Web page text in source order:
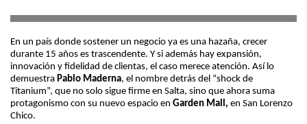
En un país donde sostener un negocio ya es una hazaña, crecer
durante 15 años es trascendente. Y si además hay expansión,
innovación y fidelidad de clientas, el caso merece atención. Así lo
demuestra Pablo Maderna, el nombre detrás del “shock de
Titanium”, que no solo sigue firme en Salta, sino que ahora suma
protagonismo con su nuevo espacio en Garden Mall, en San Lorenzo
Chico.